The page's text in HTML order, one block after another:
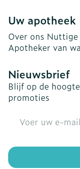
Uw apotheek
Over ons Nuttige
Apotheker van
Nieuwsbrief
Blijf op de
promoties